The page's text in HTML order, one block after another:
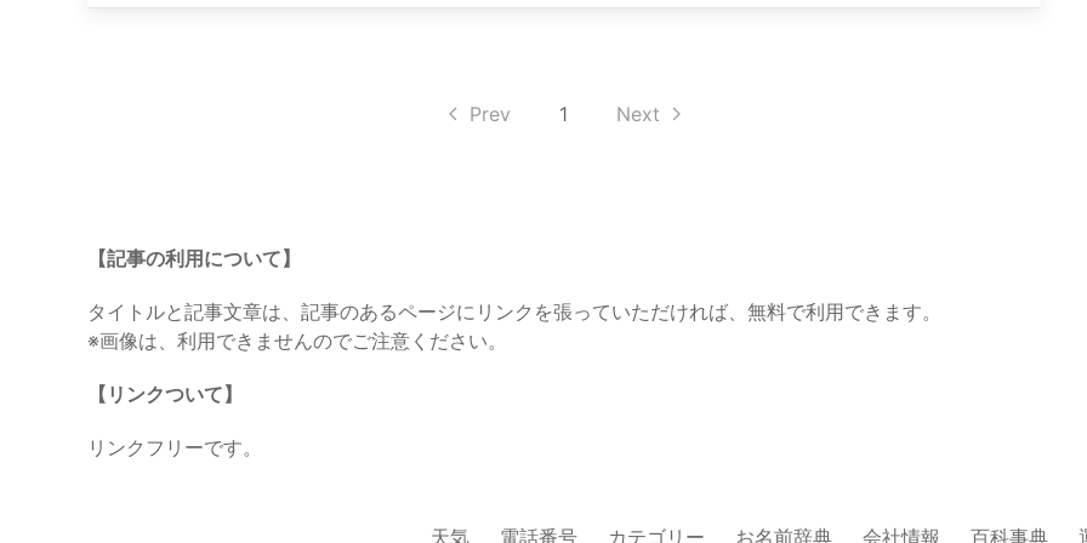
Prev 1 Next
【記事の利用について】
タイトルと記事文章は、記事のあるページにリンクを張っていただければ、無料で利用できます。
※画像は、利用できませんのでご注意ください。
【リンクついて】
リンクフリーです。
天気 電話番号 カテゴリー お名前辞典 会社情報 百科事典